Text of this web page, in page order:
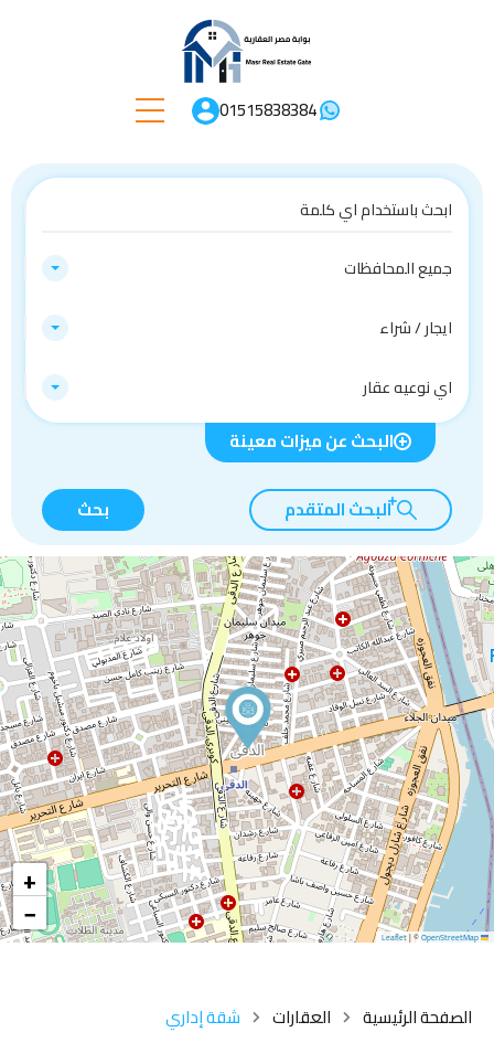
01515838384
جميع المحافظات
ايجار / شراء
اي نوعيه عقار
البحث عن ميزات معينة
البحث المتقدم بحث
+
−
Leaflet
|©OpenStreetMap
الصفحة الرئيسية العقارات شقة إداري